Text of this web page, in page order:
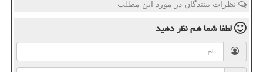
نظرات بینندگان در مورد این مطلب
لطفا شما همنظر دهید